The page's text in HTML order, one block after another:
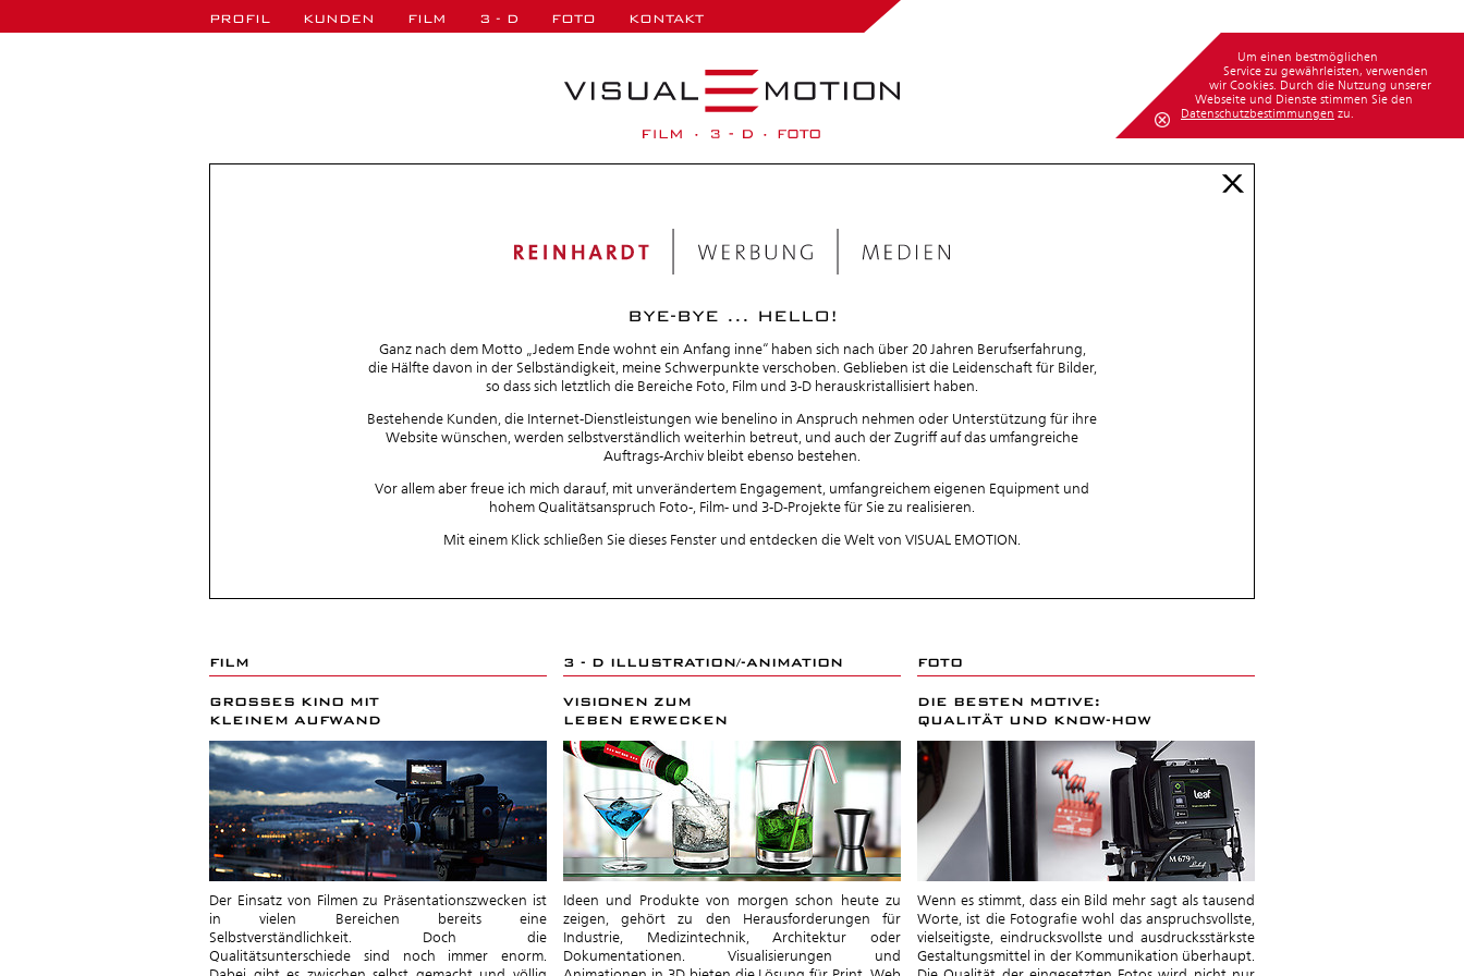
Um einen bestmöglichen
Service zu gewährleisten, verwenden
wir Cookies. Durch die Nutzung unserer
Webseite und Dienste stimmen Sie den
Datenschutzbestimmungen zu.
PROFIL KUNDEN FILM 3 - D FOTO KONTAKT
FILM 3 - D ILLUSTRATION/-ANIMATION FOTO
GROSSES KINO MIT
KLEINEM AUFWAND
VISIONEN ZUM
LEBEN ERWECKEN
DIE BESTEN MOTIVE:
QUALITÄT UND KNOW-HOW
Der Einsatz von Filmen zu Präsentationszwecken ist
in vielen Bereichen bereits eine
Selbstverständlichkeit. Doch die
Qualitätsunterschiede sind noch immer enorm.
Ideen und Produkte von morgen schon heute zu
zeigen, gehört zu den Herausforderungen für
Industrie, Medizintechnik, Architektur oder
Dokumentationen. Visualisierungen und
Wenn es stimmt, dass ein Bild mehr sagt als tausend
Worte, ist die Fotografie wohl das anspruchsvollste,
vielseitigste, eindrucksvollste und ausdrucksstärkste
Gestaltungsmittel in der Kommunikation überhaupt.
BYE-BYE ... HELLO!
Ganz nach dem Motto „Jedem Ende wohnt ein Anfang inne“ haben sich nach über 20 Jahren Berufserfahrung,
die Hälfte davon in der Selbständigkeit, meine Schwerpunkte verschoben. Geblieben ist die Leidenschaft für Bilder,
so dass sich letztlich die Bereiche Foto, Film und 3-D herauskristallisiert haben.
Bestehende Kunden, die Internet-Dienstleistungen wie benelino in Anspruch nehmen oder Unterstützung für ihre
Website wünschen, werden selbstverständlich weiterhin betreut, und auch der Zugriff auf das umfangreiche
Auftrags-Archiv bleibt ebenso bestehen.
Vor allem aber freue ich mich darauf, mit unverändertem Engagement, umfangreichem eigenen Equipment und
hohem Qualitätsanspruch Foto-, Film- und 3-D-Projekte für Sie zu realisieren.
Mit einem Klick schließen Sie dieses Fenster und entdecken die Welt von VISUAL EMOTION.